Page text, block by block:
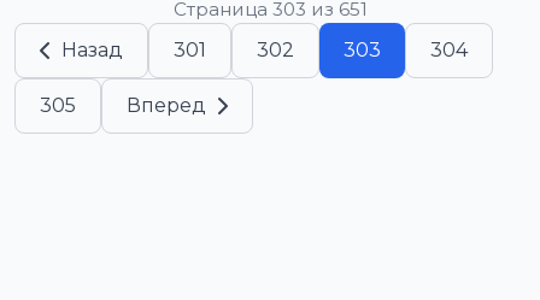
Страница 303 из 651
Назад
301 302 303 304
305 Вперед